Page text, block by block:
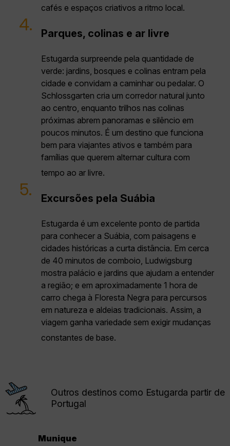
cafés e espaços criativos a ritmo local.
4. Parques, colinas e ar livre
Estugarda surpreende pela quantidade de
verde: jardins, bosques e colinas entram pela
cidade e convidam a caminhar ou pedalar. O
Schlossgarten cria um corredor natural junto
ao centro, enquanto trilhos nas colinas
próximas abrem panoramas e silêncio em
poucos minutos. É um destino que funciona
bem para viajantes ativos e também para
famílias que querem alternar cultura com
tempo ao ar livre.
5. Excursões pela Suábia
Estugarda é um excelente ponto de partida
para conhecer a Suábia, com paisagens e
cidades históricas a curta distância. Em cerca
de 40 minutos de comboio, Ludwigsburg
mostra palácio e jardins que ajudam a entender
a região; e em aproximadamente 1 hora de
carro chega à Floresta Negra para percursos
em natureza e aldeias tradicionais. Assim, a
viagem ganha variedade sem exigir mudanças
constantes de base.
Outros destinos como Estugarda partir de
Portugal
Munique